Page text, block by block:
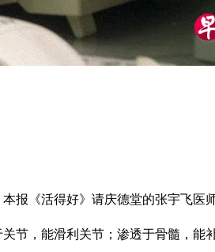
报《活得好》请庆德堂的张宇飞医师
节，能滑利关节；渗透于骨髓，能